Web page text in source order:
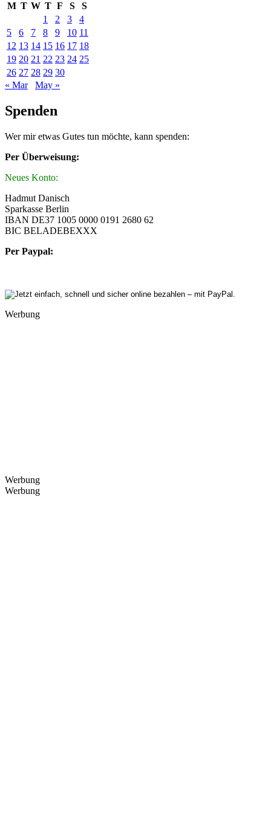
M T W T F S
S
1
2 3
4
5
6 7 8 9 10 11
12 13 14 15 16 17 18
19 20 21 22 23 24 25
26 27 28 29 30
« Mar
May »
Spenden
Wer mir etwas Gutes tun möchte, kann spenden:
Per Überweisung:
Neues Konto:
Hadmut Danisch
Sparkasse Berlin
IBAN DE37 1005 0000 0191 2680 62
BIC BELADEBEXXX
Per Paypal:
Werbung
Werbung
Werbung